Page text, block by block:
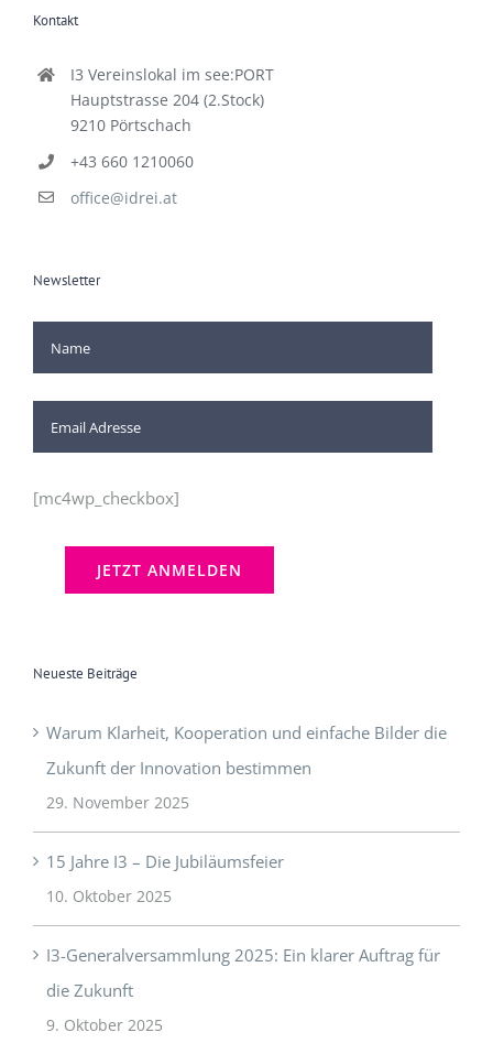
I3 Vereinslokal im see:PORT
Hauptstrasse 204 (2.Stock)
9210 Pörtschach
+43 660 1210060
Warum Klarheit, Kooperation und einfache Bilder die
Zukunft der Innovation bestimmen
29. November 2025
15 Jahre I3 – Die Jubiläumsfeier
10. Oktober 2025
I3-Generalversammlung 2025: Ein klarer Auftrag für
die Zukunft